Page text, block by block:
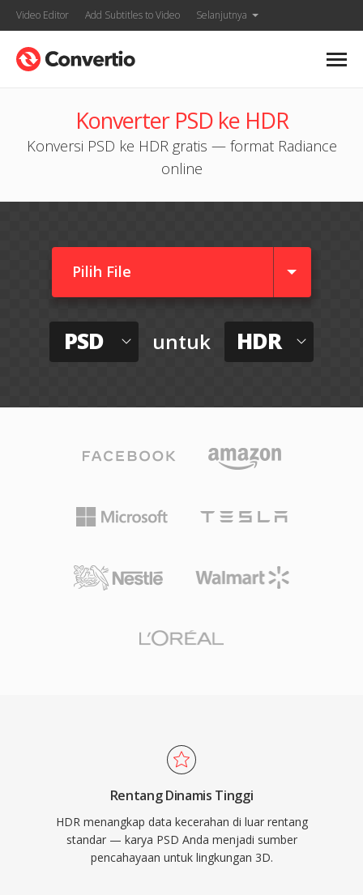
Video Editor Add Subtitles to Video Selanjutnya
Konverter PSD ke HDR
Konversi PSD ke HDR gratis — format Radiance
online
Pilih File
PSD untuk HDR
Rentang Dinamis Tinggi
HDR menangkap data kecerahan di luar rentang
standar — karya PSD Anda menjadi sumber
pencahayaan untuk lingkungan 3D.